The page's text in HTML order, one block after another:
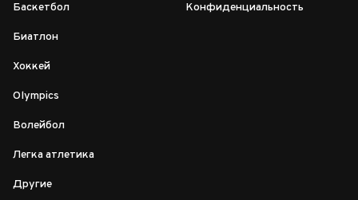
Баскетбол
Биатлон
Хоккей
Olympics
Волейбол
Легка атлетика
Другие
Конфиденциальность